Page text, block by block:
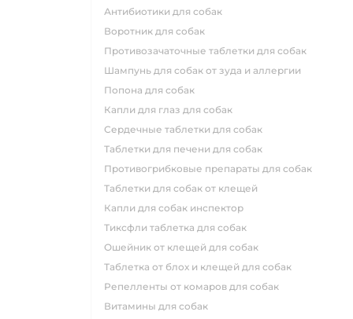
антибиотики для собак
воротник для собак
противозачаточные таблетки для собак
шампунь для собак от зуда и аллергии
попона для собак
капли для глаз для собак
сердечные таблетки для собак
таблетки для печени для собак
противогрибковые препараты для собак
таблетки для собак от клещей
капли для собак инспектор
тиксфли таблетка для собак
ошейник от клещей для собак
таблетка от блох и клещей для собак
репелленты от комаров для собак
витамины для собак